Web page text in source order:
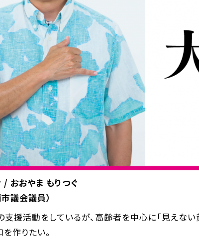
/ おおやま もりつぐ
議会議員）
援活動をしているが、高齢者を中心に「見えな
作りたい。